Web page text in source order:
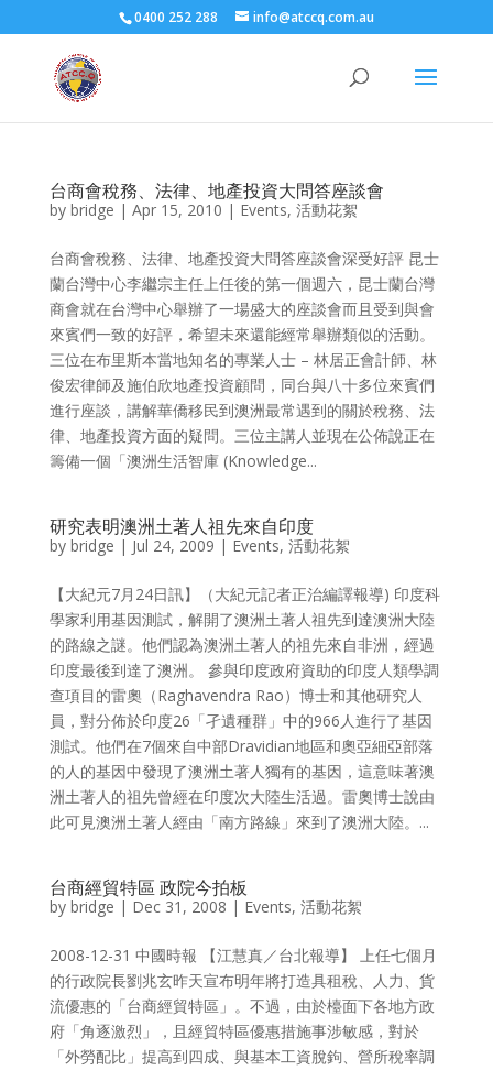
0400 252 288 info@atccq.com.au
台商會稅務、法律、地產投資大問答座談會
by bridge | Apr 15, 2010 | Events, 活動花絮
台商會稅務、法律、地產投資大問答座談會深受好評 昆士
蘭台灣中心李繼宗主任上任後的第一個週六，昆士蘭台灣
商會就在台灣中心舉辦了一場盛大的座談會而且受到與會
來賓們一致的好評，希望未來還能經常舉辦類似的活動。
三位在布里斯本當地知名的專業人士 – 林居正會計師、林
俊宏律師及施伯欣地產投資顧問，同台與八十多位來賓們
進行座談，講解華僑移民到澳洲最常遇到的關於稅務、法
律、地產投資方面的疑問。三位主講人並現在公佈說正在
籌備一個「澳洲生活智庫 (Knowledge...
研究表明澳洲土著人祖先來自印度
by bridge | Jul 24, 2009 | Events, 活動花絮
【大紀元7月24日訊】（大紀元記者正治編譯報導) 印度科
學家利用基因測試，解開了澳洲土著人祖先到達澳洲大陸
的路線之謎。他們認為澳洲土著人的祖先來自非洲，經過
印度最後到達了澳洲。 參與印度政府資助的印度人類學調
查項目的雷奧（Raghavendra Rao）博士和其他研究人
員，對分佈於印度26「孑遺種群」中的966人進行了基因
測試。他們在7個來自中部Dravidian地區和奧亞細亞部落
的人的基因中發現了澳洲土著人獨有的基因，這意味著澳
洲土著人的祖先曾經在印度次大陸生活過。雷奧博士說由
此可見澳洲土著人經由「南方路線」來到了澳洲大陸。...
台商經貿特區 政院今拍板
by bridge | Dec 31, 2008 | Events, 活動花絮
2008-12-31 中國時報 【江慧真／台北報導】 上任七個月
的行政院長劉兆玄昨天宣布明年將打造具租稅、人力、貨
流優惠的「台商經貿特區」。不過，由於檯面下各地方政
府「角逐激烈」，且經貿特區優惠措施事涉敏感，對於
「外勞配比」提高到四成、與基本工資脫鉤、營所稅率調